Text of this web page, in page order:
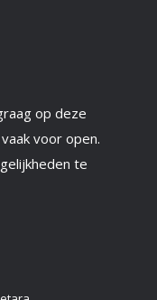
op deze
voor open.
te